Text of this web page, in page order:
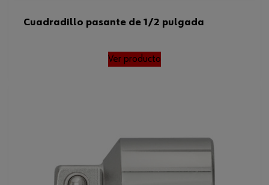
Cuadradillo pasante de 1/2 pulgada
Ver producto